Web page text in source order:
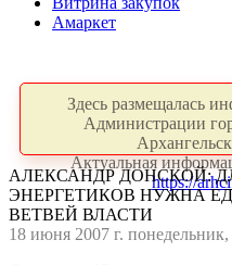
Амаркет
Здесь размещалась
Администрации
Актуальная
https://
АЛЕКСАНДР ДОНСКОЙ:
ЭНЕРГЕТИКОВ НУЖНА
ВЕТВЕЙ ВЛАСТИ
18 июня 2007 г.